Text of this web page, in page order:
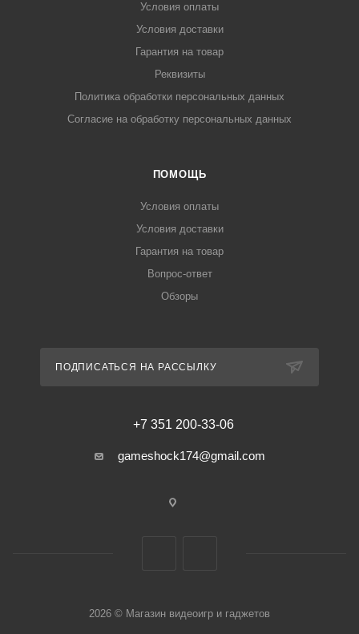
Условия оплаты
Условия доставки
Гарантия на товар
Реквизиты
Политика обработки персональных данных
Согласие на обработку персональных данных
ПОМОЩЬ
Условия оплаты
Условия доставки
Гарантия на товар
Вопрос-ответ
Обзоры
ПОДПИСАТЬСЯ НА РАССЫЛКУ
+7 351 200-33-06
gameshock174@gmail.com
2026 © Магазин видеоигр и гаджетов